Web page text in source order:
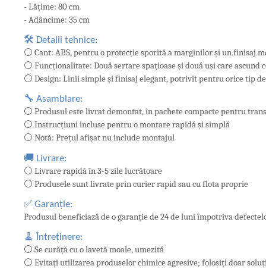
- Lățime: 80 cm
- Adâncime: 35 cm
🛠️ Detalii tehnice:
⚪ Cant: ABS, pentru o protecție sporită a marginilor și un finisaj
⚪ Funcționalitate: Două sertare spațioase și două uși care
⚪ Design: Linii simple și finisaj elegant, potrivit pentru orice tip
🔧 Asamblare:
⚪ Produsul este livrat demontat, în pachete compacte pentru
⚪ Instrucțiuni incluse pentru o montare rapidă și simplă
⚪ Notă: Prețul afișat nu include montajul
🚚 Livrare:
⚪ Livrare rapidă în 3-5 zile lucrătoare
⚪ Produsele sunt livrate prin curier rapid sau cu flota proprie
✅ Garanție:
Produsul beneficiază de o garanție de 24 de luni împotriva
🧹 Întreținere:
⚪ Se curăță cu o lavetă moale, umezită
⚪ Evitați utilizarea produselor chimice agresive; folosiți doar